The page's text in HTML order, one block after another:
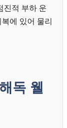
진적 부하 운
에 있어 물리
독 웰